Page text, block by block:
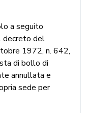
a seguito
decreto del
1972, n. 642,
di bollo di
annullata e
sede per